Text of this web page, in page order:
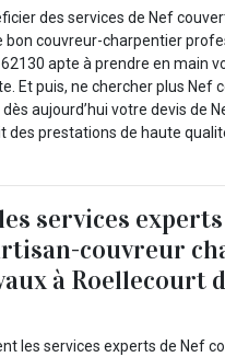
des services de Nef
couvreur-charpentier
apte à prendre en main
Et puis, ne chercher plus Nef
aujourd’hui votre devis de
des prestations de haute
services
couvreur
à Roellecourt
les services experts de Nef